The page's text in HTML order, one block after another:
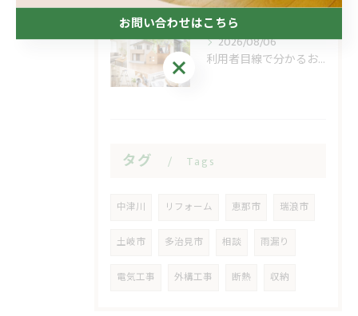
2026/08/06
利用者目線で分かるおうち工房たぐちの安心感
タグ Tags
中津川 リフォーム 恵那市 瑞浪市
土岐市 多治見市 相談 雨漏り
電気工事 外構工事 断熱 収納
お問い合わせはこちら
お問い合わせはこちら